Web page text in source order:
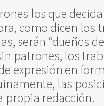
los que
como dicen los
serán “dueños
patrones, los
expresión en
las
propia redacción.